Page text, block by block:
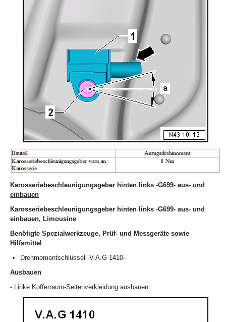
Karosseriebeschleunigungsgeber hinten links -G699- aus- und
einbauen
Karosseriebeschleunigungsgeber hinten links -G699- aus- und
einbauen, Limousine
Benötigte Spezialwerkzeuge, Prüf- und Messgeräte sowie
Hilfsmittel
Drehmomentschlüssel -V.A.G 1410-
Ausbauen
- Linke Kofferraum-Seitenverkleidung ausbauen.